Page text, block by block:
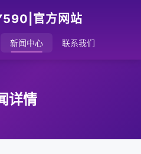
官方网站
新闻中心 联系我们
详情